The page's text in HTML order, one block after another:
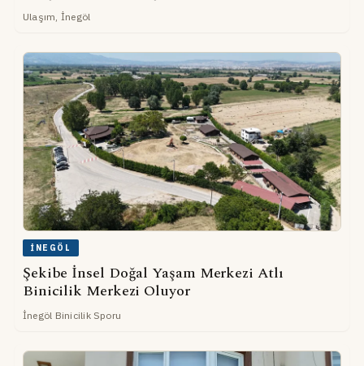
Ulaşım, İnegöl
İNEGÖL
Şekibe İnsel Doğal Yaşam Merkezi Atlı
Binicilik Merkezi Oluyor
İnegöl Binicilik Sporu